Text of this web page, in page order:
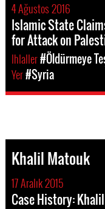
4 Ağustos 2016
Islamic State
for Attack on
Ihlaller#Öldürmeye
Yer#Syria
Khalil Matouk
17 Aralık 2015
Case History: